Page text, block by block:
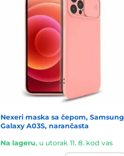
Nexeri maska sa čepom, Samsung
Galaxy A03S, narančasta
Na lageru, u utorak 11. 8. kod vas